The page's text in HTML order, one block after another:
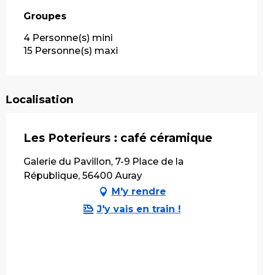
Groupes
Groupes
4 Personne(s) mini
15 Personne(s) maxi
Localisation
Les Poterieurs : café céramique
Galerie du Pavillon, 7-9 Place de la
République, 56400 Auray
M'y rendre
J'y vais en train !